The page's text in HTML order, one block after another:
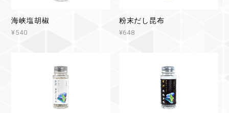
海峡塩胡椒
¥540
粉末だし昆布
¥648